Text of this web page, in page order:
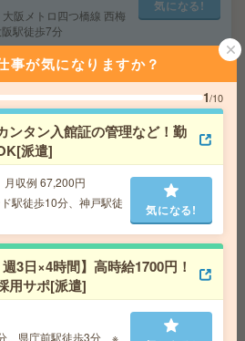
阪メトロ四つ橋線 西梅
駅徒歩7分
気になる!
3h＊伝票のチェックなど[派遣]
月収例】84,000円～ ■
サービスあり
京阪本線 藤森駅徒歩10
気になる!
！高時給！データ入力、品質検
※送迎有り
気になる!
事が気になりますか？
1/10
ンタン入館証の管理など！勤
派遣]
収例 67,200円
駅徒歩10分、神戸駅徒
気になる!
週3日×4時間】高時給1700円！
用サポ[派遣]
、県庁前駅徒歩3分 ※